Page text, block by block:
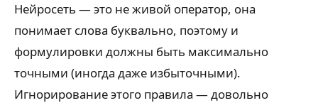
Нейросеть — это не живой оператор, она
понимает слова буквально, поэтому и
формулировки должны быть максимально
точными (иногда даже избыточными).
Игнорирование этого правила — довольно